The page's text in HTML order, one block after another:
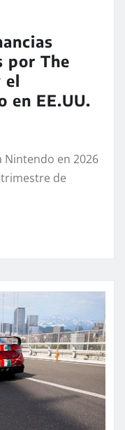
por The
el
en EE.UU.
en 2026
de